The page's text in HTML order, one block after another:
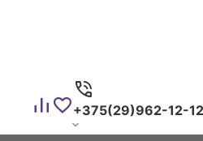
+375(29)962-12-12